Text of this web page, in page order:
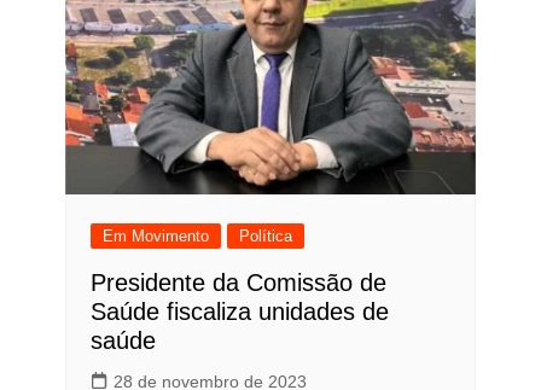
Em Movimento Política
Presidente da Comissão de
Saúde fiscaliza unidades de
saúde
28 de novembro de 2023